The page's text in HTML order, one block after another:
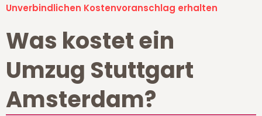
Unverbindlichen Kostenvoranschlag erhalten
Was kostet ein
Umzug Stuttgart
Amsterdam?